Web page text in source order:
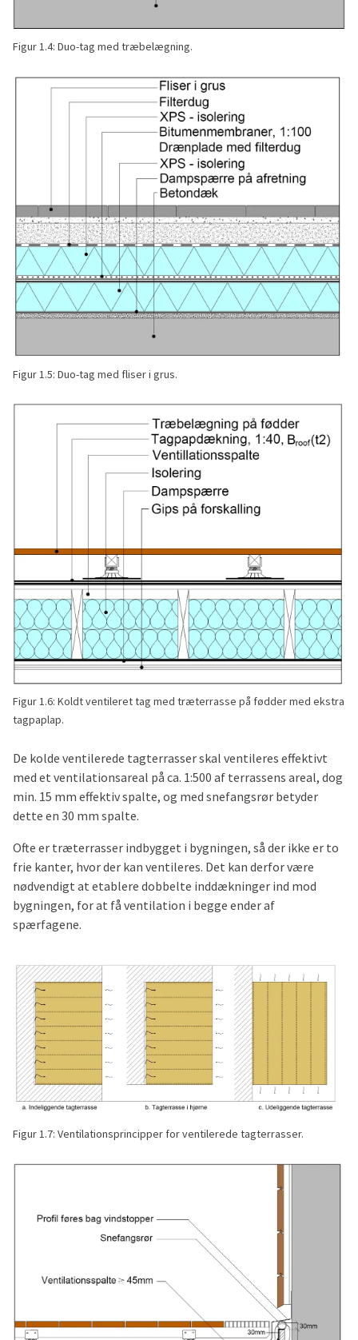
Figur 1.4: Duo-tag med træbelægning.
Figur 1.5: Duo-tag med fliser i grus.
Figur 1.6: Koldt ventileret tag med træterrasse på fødder med ekstra
tagpaplap.
De kolde ventilerede tagterrasser skal ventileres effektivt
med et ventilationsareal på ca. 1:500 af terrassens areal, dog
min. 15 mm effektiv spalte, og med snefangsrør betyder
dette en 30 mm spalte.
Ofte er træterrasser indbygget i bygningen, så der ikke er to
frie kanter, hvor der kan ventileres. Det kan derfor være
nødvendigt at etablere dobbelte inddækninger ind mod
bygningen, for at få ventilation i begge ender af
spærfagene.
Figur 1.7: Ventilationsprincipper for ventilerede tagterrasser.